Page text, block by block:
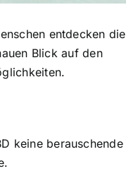
entdecken die
Blick auf den
keine berauschende